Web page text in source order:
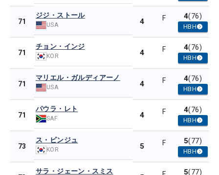
71
ジジ・ストール
USA 4 F 4(76)
HBH
71
チョン・インジ
KOR 4 F 4(76)
HBH
71
マリエル・ガルディアーノ
USA 4 F 4(76)
HBH
71
パウラ・レト
SAF 4 F 4(76)
HBH
73
ス・ビンジュ
KOR 5 F 5(77)
HBH
サラ・ジェーン・スミス 5(77)